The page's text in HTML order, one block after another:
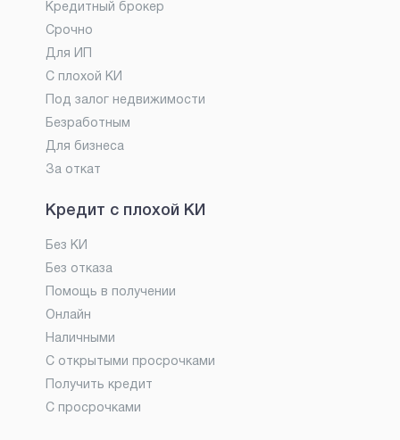
Кредитный брокер
Срочно
Для ИП
С плохой КИ
Под залог недвижимости
Безработным
Для бизнеса
За откат
Кредит с плохой КИ
Без КИ
Без отказа
Помощь в получении
Онлайн
Наличными
С открытыми просрочками
Получить кредит
С просрочками